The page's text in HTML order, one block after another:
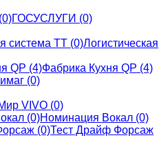
ГОСУСЛУГИ (0)
Логистическая
Фабрика Кухня QP (4)
(0)
VIVO (0)
Номинация Вокал (0)
Тест Драйф Форсаж